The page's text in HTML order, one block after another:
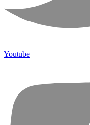
Youtube